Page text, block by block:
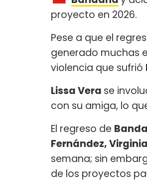
proyecto en 2026.
Pese a que el
generado muchas
violencia que sufrió
Lissa Vera se
con su amiga, lo
El regreso de
Fernández,
semana; sin
de los proyectos